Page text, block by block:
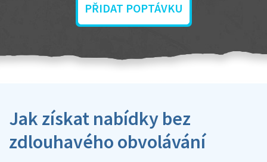
PŘIDAT POPTÁVKU
Jak získat nabídky bez
zdlouhavého obvolávání